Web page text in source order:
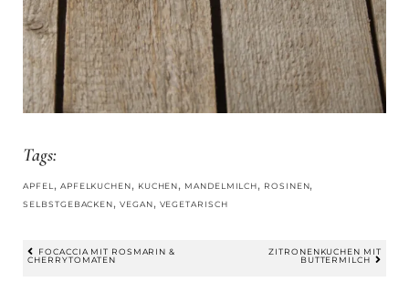
Tags:
APFEL , APFELKUCHEN, KUCHEN, MANDELMILCH, ROSINEN,
SELBSTGEBACKEN,VEGAN, VEGETARISCH
FOCACCIA MIT ROSMARIN &
CHERRYTOMATEN
ZITRONENKUCHEN MIT
BUTTERMILCH